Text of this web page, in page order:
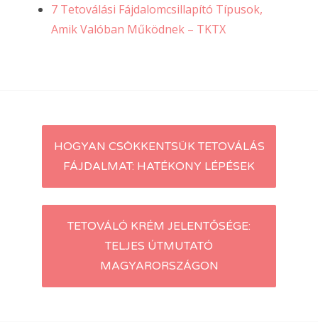
7 Tetoválási Fájdalomcsillapító Típusok,
Amik Valóban Működnek – TKTX
Post
navigation
HOGYAN CSÖKKENTSÜK TETOVÁLÁS
FÁJDALMAT: HATÉKONY LÉPÉSEK
TETOVÁLÓ KRÉM JELENTŐSÉGE:
TELJES ÚTMUTATÓ
MAGYARORSZÁGON